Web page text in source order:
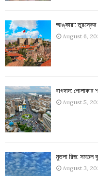
আঙ্কারা: তুরস্কের
August 6,
বাগদাদ:
August 5,
মুতলা রিজ: সমতল
August 3,